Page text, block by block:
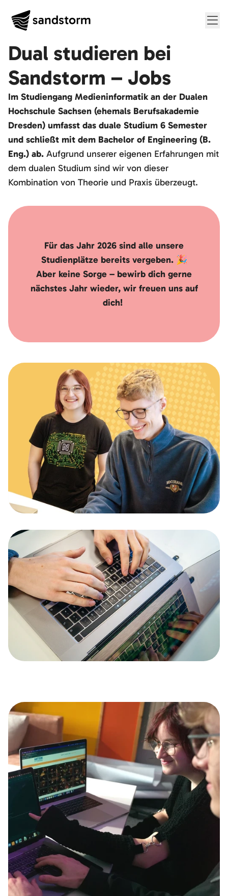
Dual studieren bei
Sandstorm – Jobs
Im Studiengang Medieninformatik an der Dualen
Hochschule Sachsen (ehemals Berufsakademie
Dresden) umfasst das duale Studium 6 Semester
und schließt mit dem Bachelor of Engineering (B.
Eng.) ab. Aufgrund unserer eigenen Erfahrungen mit
dem dualen Studium sind wir von dieser
Kombination von Theorie und Praxis überzeugt.
Für das Jahr 2026 sind alle unsere
Studienplätze bereits vergeben. 🎉
Aber keine Sorge – bewirb dich gerne
nächstes Jahr wieder, wir freuen uns auf
dich!